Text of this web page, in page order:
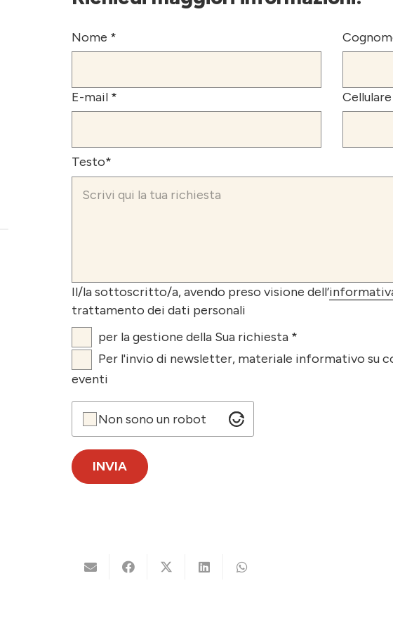
Nome *
E-mail * Cellulare
Testo*
Il/la sottoscritto/a, avendo preso visione dell’
trattamento dei dati personali
per la gestione della Sua richiesta *
Per l'invio di newsletter, materiale informativo su
eventi
Non sono un robot